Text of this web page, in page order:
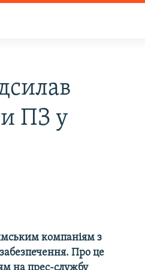
ПЗ у
компаніям з
Про це